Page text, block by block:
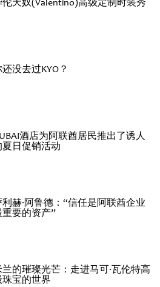
伦天奴(Valentino)高级定制时装秀
没去过KYO？
酒店为阿联酋居民推出了诱人
夏日促销活动
利赫·阿鲁德：“信任是阿联酋企业
重要的资产”
兰的璀璨光芒：走进马可·瓦伦特高
珠宝的世界